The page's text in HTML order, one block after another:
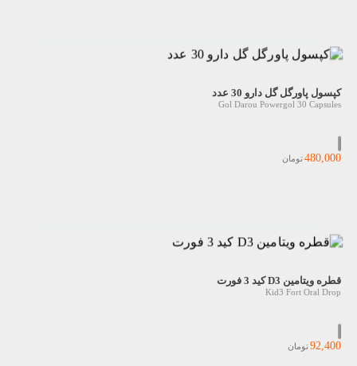
کپسول پاورگل گل دارو 30 عدد
Gol Darou Powergol 30 Capsules
480,000تومان
قطره ویتامین D3 کید 3 فورت
Kid3 Fort Oral Drop
92,400تومان